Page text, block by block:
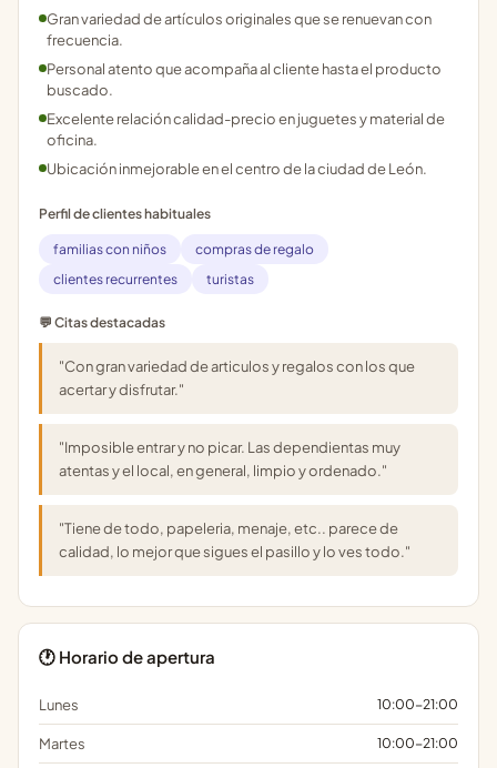
Gran variedad de artículos originales que se renuevan con
frecuencia.
Personal atento que acompaña al cliente hasta el producto
buscado.
Excelente relación calidad-precio en juguetes y material de
oficina.
Ubicación inmejorable en el centro de la ciudad de León.
Perfil de clientes habituales
familias con niños
compras de regalo
clientes recurrentes
turistas
💬 Citas destacadas
"Con gran variedad de articulos y regalos con los que
acertar y disfrutar."
"Imposible entrar y no picar. Las dependientas muy
atentas y el local, en general, limpio y ordenado."
"Tiene de todo, papeleria, menaje, etc.. parece de
calidad, lo mejor que sigues el pasillo y lo ves todo."
🕐 Horario de apertura
Lunes 10:00-21:00
Martes 10:00-21:00